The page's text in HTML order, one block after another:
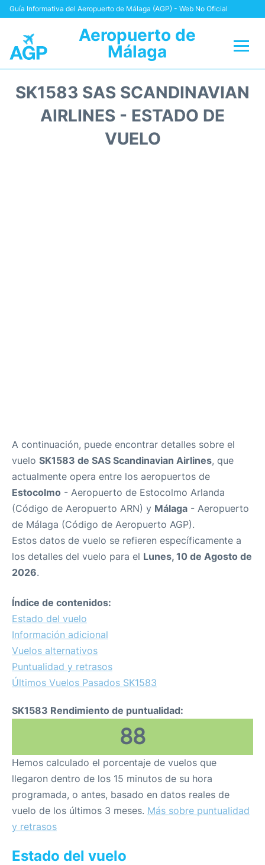
Guía Informativa del Aeropuerto de Málaga (AGP) - Web No Oficial
Aeropuerto de
Málaga
SK1583 SAS SCANDINAVIAN
AIRLINES - ESTADO DE
VUELO
A continuación, puede encontrar detalles sobre el
vuelo SK1583 de SAS Scandinavian Airlines, que
actualmente opera entre los aeropuertos de
Estocolmo - Aeropuerto de Estocolmo Arlanda
(Código de Aeropuerto ARN) y Málaga - Aeropuerto
de Málaga (Código de Aeropuerto AGP).
Estos datos de vuelo se refieren específicamente a
los detalles del vuelo para el Lunes, 10 de Agosto de
2026.
Índice de contenidos:
Estado del vuelo
Información adicional
Vuelos alternativos
Puntualidad y retrasos
Últimos Vuelos Pasados SK1583
SK1583 Rendimiento de puntualidad:
88
Hemos calculado el porcentaje de vuelos que
llegaron dentro de los 15 minutos de su hora
programada, o antes, basado en datos reales de
vuelo de los últimos 3 meses. Más sobre puntualidad
y retrasos
Estado del vuelo